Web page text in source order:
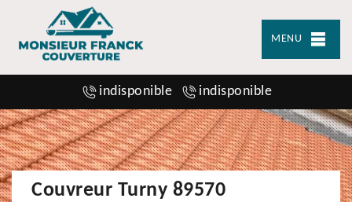
MENU
indisponible indisponible
Couvreur Turny 89570